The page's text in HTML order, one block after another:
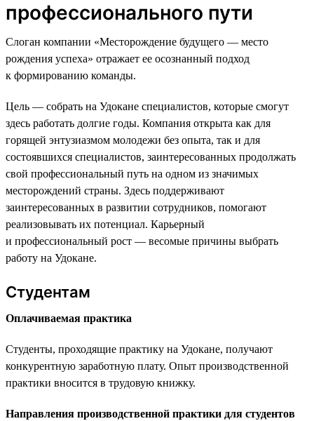
профессионального пути
Слоган компании «Месторождение будущего — место
рождения успеха» отражает ее осознанный подход
к формированию команды.
Цель — собрать на Удокане специалистов, которые смогут
здесь работать долгие годы. Компания открыта как для
горящей энтузиазмом молодежи без опыта, так и для
состоявшихся специалистов, заинтересованных продолжать
свой профессиональный путь на одном из значимых
месторождений страны. Здесь поддерживают
заинтересованных в развитии сотрудников, помогают
реализовывать их потенциал. Карьерный
и профессиональный рост — весомые причины выбрать
работу на Удокане.
Студентам
Оплачиваемая практика
Студенты, проходящие практику на Удокане, получают
конкурентную заработную плату. Опыт производственной
практики вносится в трудовую книжку.
Направления производственной практики для студентов